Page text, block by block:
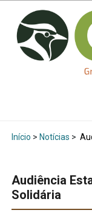
Início > Notícias >
Audiência
Solidária